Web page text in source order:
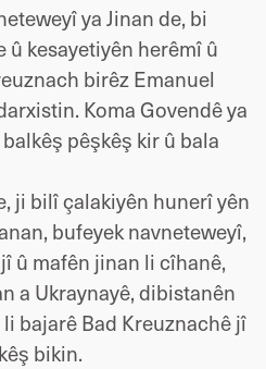
ya Jinan de, bi
û kesayetiyên herêmî û
birêz Emanuel
Koma Govendê ya
pêşkêş kir û bala
ji bilî çalakiyên hunerî yên
bufeyek navneteweyî,
û mafên jinan li cîhanê,
a Ukraynayê, dibistanên
bajarê Bad Kreuznachê jî
bikin.